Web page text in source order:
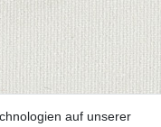
auf unserer